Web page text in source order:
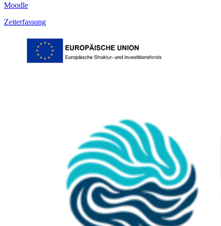
Moodle
Zeiterfassung